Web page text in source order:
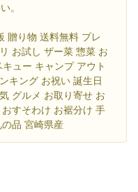
。
贈り物 送料無料 プレ
お試し ザー菜 惣菜 お
ュー キャンプ アウト
キング お祝い 誕生日
グルメ お取り寄せ お
すそわけ お裾分け 手
品 宮崎県産